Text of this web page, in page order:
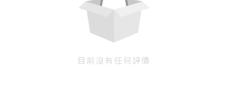
目前沒有任何評價